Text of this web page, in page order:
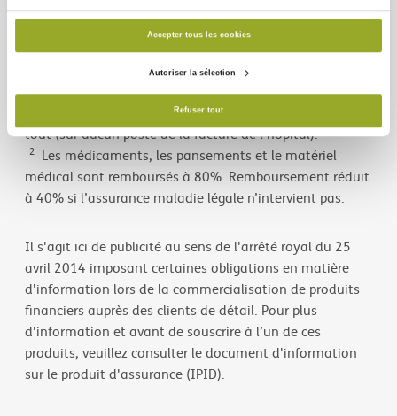
Accepter tous les cookies
Autoriser la sélection
Refuser tout
Remboursement réduit à 50% pour l’hospitalisation,
les soins pré et post hospitalisation et les Maladies
Graves si l’assurance maladie légale n’intervient pas du
tout (sur aucun poste de la facture de l’hôpital).
2 Les médicaments, les pansements et le matériel
médical sont remboursés à 80%. Remboursement réduit
à 40% si l’assurance maladie légale n’intervient pas.
Il s'agit ici de publicité au sens de l'arrêté royal du 25
avril 2014 imposant certaines obligations en matière
d'information lors de la commercialisation de produits
financiers auprès des clients de détail. Pour plus
d'information et avant de souscrire à l’un de ces
produits, veuillez consulter le document d'information
sur le produit d'assurance (IPID).